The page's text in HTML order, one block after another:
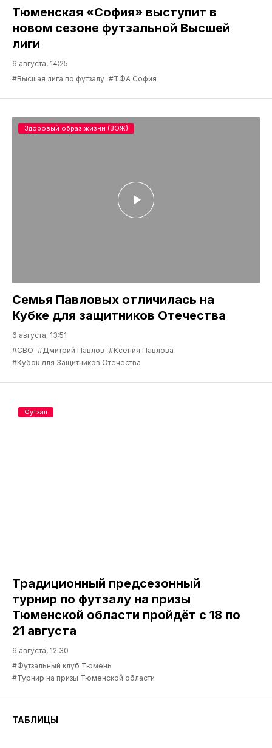
Тюменская «София» выступит в
новом сезоне футзальной Высшей
лиги
6 августа, 14:25
#Высшая лига по футзалу #ТФА София
Семья Павловых отличилась на
Кубке для защитников Отечества
6 августа, 13:51
#СВО #Дмитрий Павлов #Ксения Павлова
#Кубок для Защитников Отечества
Здоровый образ жизни (ЗОЖ)
Традиционный предсезонный
турнир по футзалу на призы
Тюменской области пройдёт с 18 по
21 августа
6 августа, 12:30
#Футзальный клуб Тюмень
#Турнир на призы Тюменской области
Футзал
ТАБЛИЦЫ